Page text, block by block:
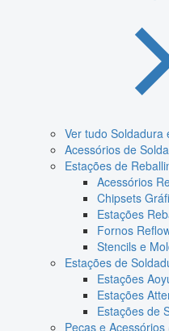
Ver tudo Soldadura
Acessórios de
Estações de
Acessórios
Chipsets
Estações
Fornos
Stencils e
Estações de
Estações
Estações
Estações de
Peças e Acessórios